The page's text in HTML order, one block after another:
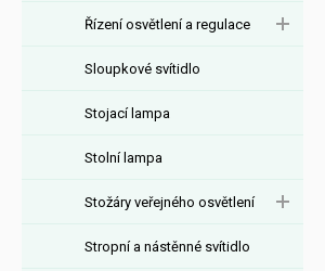
Řízení osvětlení a regulace
Sloupkové svítidlo
Stojací lampa
Stolní lampa
Stožáry veřejného osvětlení
Stropní a nástěnné svítidlo